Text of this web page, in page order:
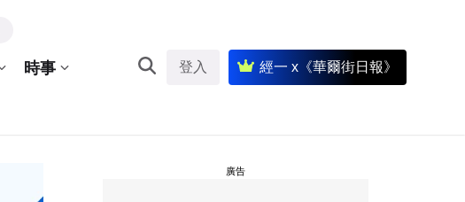
時事 登入 經一 x《華爾街日報》
廣告